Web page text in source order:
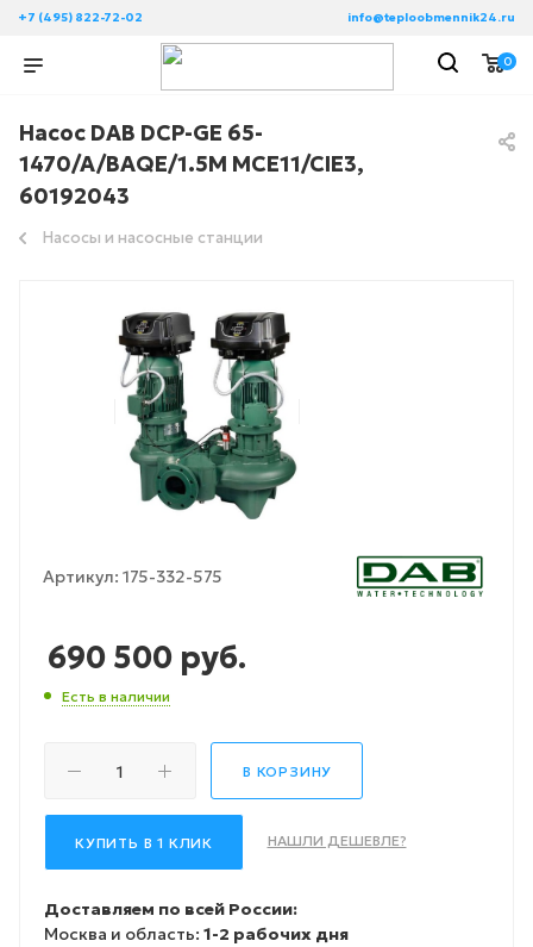
+7 (495) 822-72-02 info@teploobmennik24.ru
0
Насос DAB DCP-GE 65-
1470/A/BAQE/1.5M MCE11/CIE3,
60192043
Насосы и насосные станции
Артикул: 175-332-575
690 500 руб.
Есть в наличии
В КОРЗИНУ
КУПИТЬ В 1 КЛИК НАШЛИ ДЕШЕВЛЕ?
Доставляем по всей России:
Москва и область: 1-2 рабочих дня